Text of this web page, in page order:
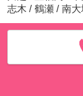
志木 / 鶴瀬 / 南大